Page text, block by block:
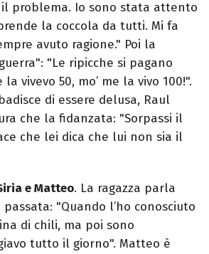
il problema. Io sono stata attento
la coccola da tutti. Mi fa
avuto ragione." Poi la
"Le ripicche si pagano
vivevo 50, mo’ me la vivo 100!".
di essere delusa, Raul
che la fidanzata: "Sorpassi il
che lei dica che lui non sia il
e Matteo. La ragazza parla
"Quando l’ho conosciuto
di chili, ma poi sono
tutto il giorno". Matteo è